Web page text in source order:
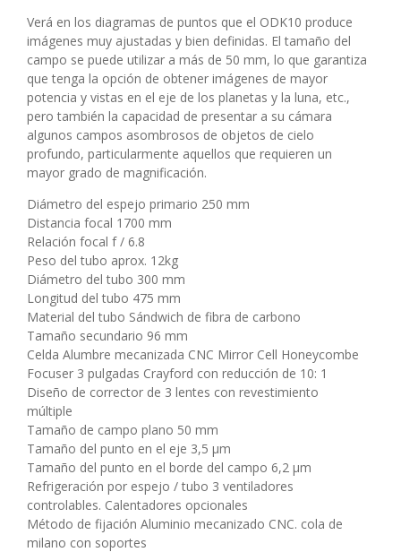
Verá en los diagramas de puntos que el ODK10 produce
imágenes muy ajustadas y bien definidas. El tamaño del
campo se puede utilizar a más de 50 mm, lo que garantiza
que tenga la opción de obtener imágenes de mayor
potencia y vistas en el eje de los planetas y la luna, etc.,
pero también la capacidad de presentar a su cámara
algunos campos asombrosos de objetos de cielo
profundo, particularmente aquellos que requieren un
mayor grado de magnificación.
Diámetro del espejo primario 250 mm
Distancia focal 1700 mm
Relación focal f / 6.8
Peso del tubo aprox. 12kg
Diámetro del tubo 300 mm
Longitud del tubo 475 mm
Material del tubo Sándwich de fibra de carbono
Tamaño secundario 96 mm
Celda Alumbre mecanizada CNC Mirror Cell Honeycombe
Focuser 3 pulgadas Crayford con reducción de 10: 1
Diseño de corrector de 3 lentes con revestimiento
múltiple
Tamaño de campo plano 50 mm
Tamaño del punto en el eje 3,5 μm
Tamaño del punto en el borde del campo 6,2 μm
Refrigeración por espejo / tubo 3 ventiladores
controlables. Calentadores opcionales
Método de fijación Aluminio mecanizado CNC. cola de
milano con soportes